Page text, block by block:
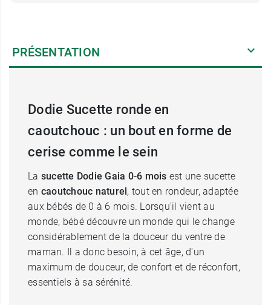
PRÉSENTATION
Dodie Sucette ronde en
caoutchouc : un bout en forme de
cerise comme le sein
La sucette Dodie Gaia 0-6 mois est une sucette
en caoutchouc naturel, tout en rondeur, adaptée
aux bébés de 0 à 6 mois. Lorsqu'il vient au
monde, bébé découvre un monde qui le change
considérablement de la douceur du ventre de
maman. Il a donc besoin, à cet âge, d'un
maximum de douceur, de confort et de réconfort,
essentiels à sa sérénité.